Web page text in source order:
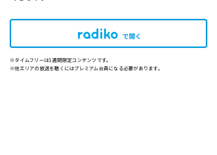
で開く
※タイムフリーは1週間限定コンテンツです。
※他エリアの放送を聴くにはプレミアム会員になる必要があります。